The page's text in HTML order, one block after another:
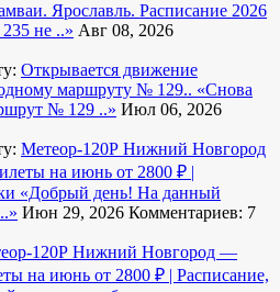
Ярославль. Расписание 2026
не ..» Авг 08, 2026
Открывается движение
маршруту № 129.. «Снова
№ 129 ..» Июл 06, 2026
Метеор-120Р Нижний Новгород
на июнь от 2800 ₽ |
«Добрый день! На данный
Июн 29, 2026 Комментариев: 7
120Р Нижний Новгород —
на июнь от 2800 ₽ | Расписание,